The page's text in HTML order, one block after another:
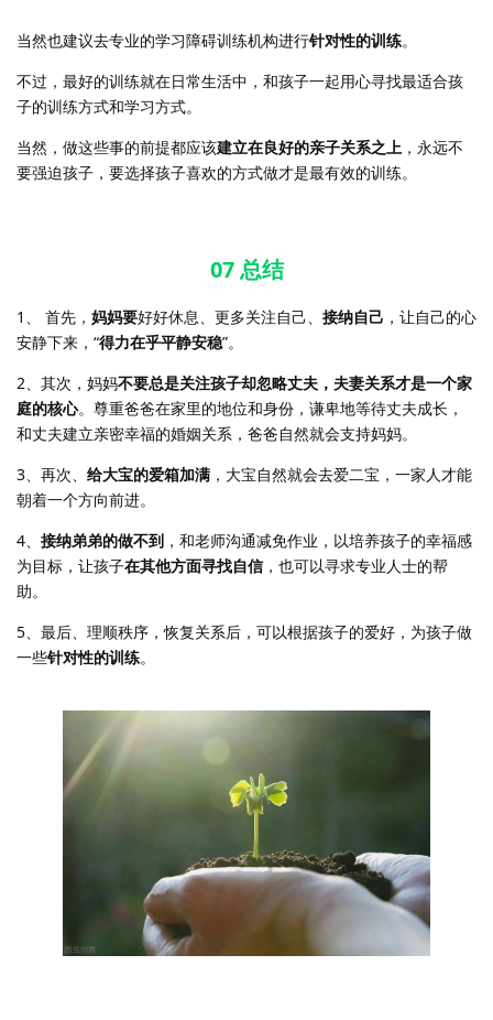
当然也建议去专业的学习障碍训练机构进行针对性的训练。
不过，最好的训练就在日常生活中，和孩子一起用心寻找最适合孩
子的训练方式和学习方式。
当然，做这些事的前提都应该建立在良好的亲子关系之上 ，永远不
要强迫孩子，要选择孩子喜欢的方式做才是最有效的训练。
07 总结
1、 首先， 妈妈要好好休息、更多关注自己、 接纳自己 ，让自己的心
安静下来，“得力在乎平静安稳”。
2、其次，妈妈不要总是关注孩子却忽略丈夫，夫妻关系才是一个家
庭的核心。尊重爸爸在家里的地位和身份，谦卑地等待丈夫成长，
和丈夫建立亲密幸福的婚姻关系，爸爸自然就会支持妈妈。
3、再次、 给大宝的爱箱加满 ，大宝自然就会去爱二宝，一家人才能
朝着一个方向前进。
4、 接纳弟弟的做不到 ，和老师沟通减免作业，以培养孩子的幸福感
为目标，让孩子在其他方面寻找自信，也可以寻求专业人士的帮
助。
5、最后、理顺秩序，恢复关系后，可以根据孩子的爱好，为孩子做
一些针对性的训练。